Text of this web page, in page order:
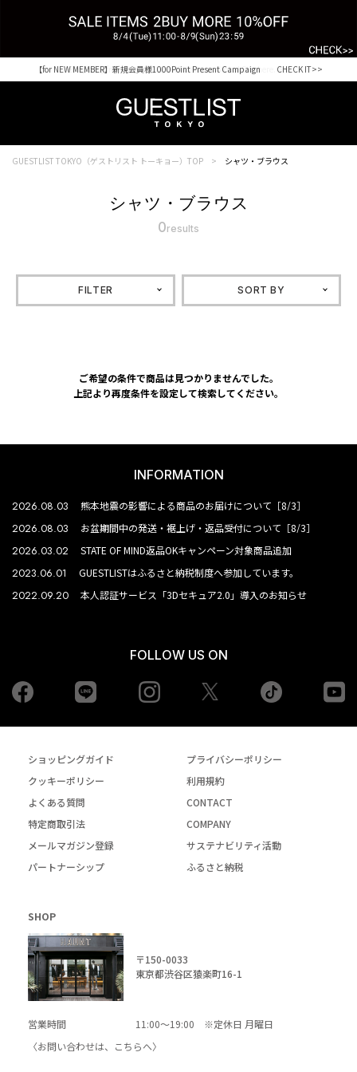
Shopping from outside Japan? Visit our Global Site here. >>
【for NEW MEMBER】新規会員様1000Point Present Campaign CHECK IT>>
GUESTLIST TOKYO（ゲストリスト トーキョー）TOP シャツ・ブラウス
シャツ・ブラウス
0results
FILTER SORT BY
ご希望の条件で商品は見つかりませんでした。
上記より再度条件を設定して検索してください。
INFORMATION
2026.08.03 熊本地震の影響による商品のお届けについて［8/3］
2026.08.03 お盆期間中の発送・裾上げ・返品受付について［8/3］
2026.03.02 STATE OF MIND返品OKキャンペーン対象商品追加
2023.06.01 GUESTLISTはふるさと納税制度へ参加しています。
2022.09.20 本人認証サービス「3Dセキュア2.0」導入のお知らせ
FOLLOW US ON
Facebook Instagram tiktok
ショッピングガイド
プライバシーポリシー
クッキーポリシー
利用規約
よくある質問
CONTACT
特定商取引法
COMPANY
メールマガジン登録
サステナビリティ活動
パートナーシップ
ふるさと納税
SHOP
〒150-0033
東京都渋谷区猿楽町16-1
営業時間
11:00～19:00 ※定休日 月曜日
〈お問い合わせは、
こちらへ〉